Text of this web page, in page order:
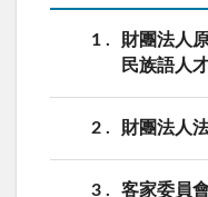
1
財團法人
民族語人
2 財團法人
3 客家委員